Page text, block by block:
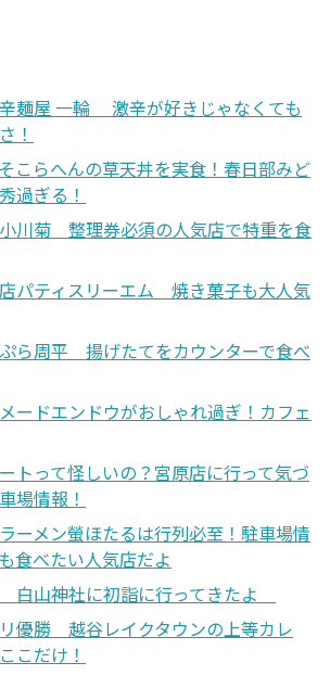
辛麺屋 一輪 激辛が好きじゃなくても
！
こらへんの草天丼を実食！春日部みど
過ぎる！
川菊 整理券必須の人気店で特重を食
店パティスリーエム 焼き菓子も大人気
ら周平 揚げたてをカウンターで食べ
ドエンドウがおしゃれ過ぎ！カフェ
トって怪しいの？宮原店に行って気づ
場情報！
ーメン螢ほたるは行列必至！駐車場情
食べたい人気店だよ
白山神社に初詣に行ってきたよ
優勝 越谷レイクタウンの上等カレ
こだけ！